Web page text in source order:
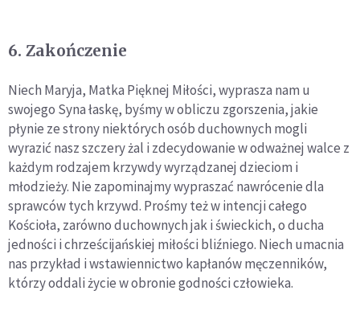
6. Zakończenie
Niech Maryja, Matka Pięknej Miłości, wyprasza nam u
swojego Syna łaskę, byśmy w obliczu zgorszenia, jakie
płynie ze strony niektórych osób duchownych mogli
wyrazić nasz szczery żal i zdecydowanie w odważnej walce z
każdym rodzajem krzywdy wyrządzanej dzieciom i
młodzieży. Nie zapominajmy wypraszać nawrócenie dla
sprawców tych krzywd. Prośmy też w intencji całego
Kościoła, zarówno duchownych jak i świeckich, o ducha
jedności i chrześcijańskiej miłości bliźniego. Niech umacnia
nas przykład i wstawiennictwo kapłanów męczenników,
którzy oddali życie w obronie godności człowieka.